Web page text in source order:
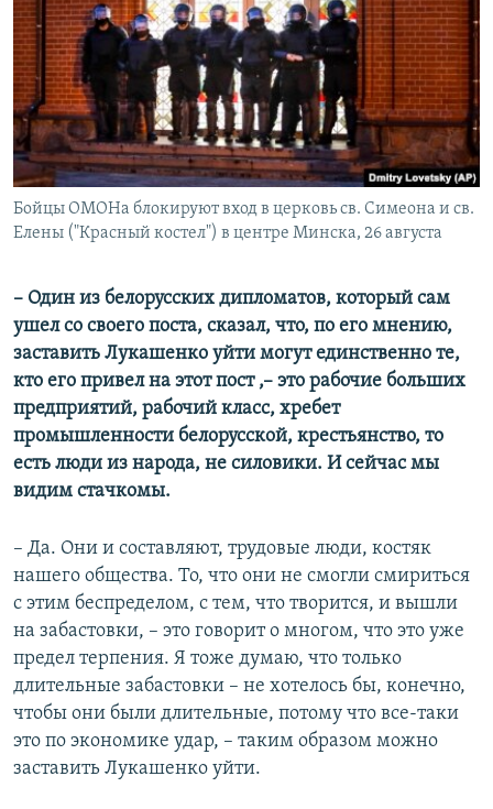
Бойцы ОМОНа блокируют вход в церковь св. Симеона и св.
Елены ("Красный костел") в центре Минска, 26 августа
–​ Один из белорусских дипломатов, который сам
ушел со своего поста, сказал, что, по его мнению,
заставить Лукашенко уйти могут единственно те,
кто его привел на этот пост ,–​ это рабочие больших
предприятий, рабочий класс, хребет
промышленности белорусской, крестьянство, то
есть люди из народа, не силовики. И сейчас мы
видим стачкомы.
– Да. Они и составляют, трудовые люди, костяк
нашего общества. То, что они не смогли смириться
с этим беспределом, с тем, что творится, и вышли
на забастовки, – это говорит о многом, что это уже
предел терпения. Я тоже думаю, что только
длительные забастовки – не хотелось бы, конечно,
чтобы они были длительные, потому что все-таки
это по экономике удар, – таким образом можно
заставить Лукашенко уйти.